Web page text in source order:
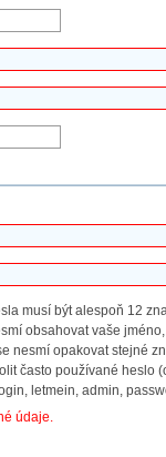
musí být alespoň 12
obsahovat vaše
nesmí opakovat stejné
často používané heslo
letmein, admin,
údaje.